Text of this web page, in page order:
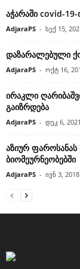
აჭარაში covid-
AdjaraPS - სექ 15,
დაზარალებული
AdjaraPS - ოქტ 16,
ირაკლი
გაიზრდება
AdjaraPS - დეკ 6, 2021
აზიურ
ბიომეურნეობებში
AdjaraPS - ივნ 3, 2018